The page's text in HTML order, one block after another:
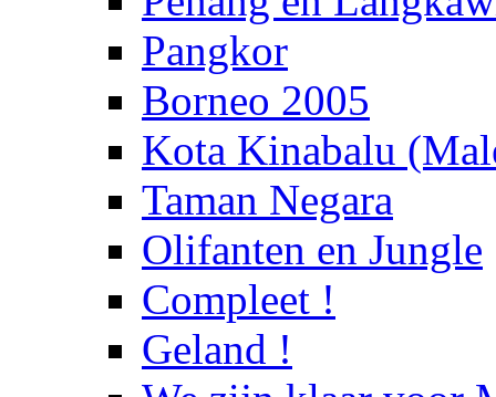
Pangkor
Borneo 2005
Kota Kinabalu
Taman Negara
Olifanten en Jungle
Compleet !
Geland !